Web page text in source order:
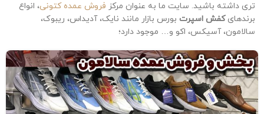
تری داشته باشید. سایت ما به عنوان مرکز فروش عمده کتونی، انواع
برندهایکفش اسپرت بورس بازار مانند نایک، آدیداس، ریبوک،
سالامون، آسیکس، اکو و… موجود دارد؛